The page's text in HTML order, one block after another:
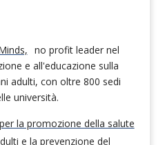
no profit leader nel
e all'educazione sulla
adulti, con oltre 800 sedi
università.
la promozione della salute
e la prevenzione del